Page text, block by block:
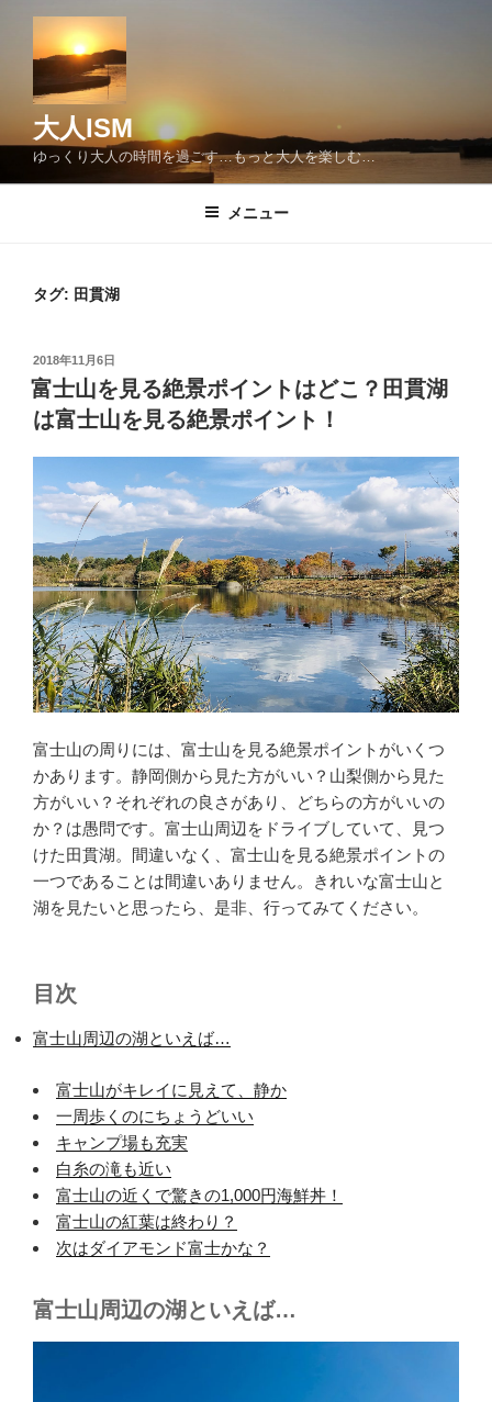
へ
大人ISM
ゆっくり大人の時間を過ごす…もっと大人を楽しむ…
メニュー
タグ: 田貫湖
投
稿
日:
2018年11月6日
富士山を見る絶景ポイントはどこ？田貫湖
は富士山を見る絶景ポイント！
富士山の周りには、富士山を見る絶景ポイントがいくつ
かあります。静岡側から見た方がいい？山梨側から見た
方がいい？それぞれの良さがあり、どちらの方がいいの
か？は愚問です。富士山周辺をドライブしていて、見つ
けた田貫湖。間違いなく、富士山を見る絶景ポイントの
一つであることは間違いありません。きれいな富士山と
湖を見たいと思ったら、是非、行ってみてください。
目次
富士山周辺の湖といえば…
富士山がキレイに見えて、静か
一周歩くのにちょうどいい
キャンプ場も充実
白糸の滝も近い
富士山の近くで驚きの1,000円海鮮丼！
富士山の紅葉は終わり？
次はダイアモンド富士かな？
富士山周辺の湖といえば…